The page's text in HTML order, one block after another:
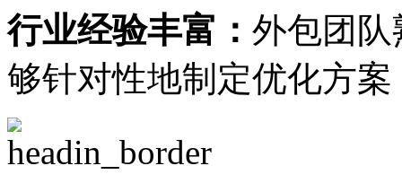
行业经验丰富： 外包团队
够针对性地制定优化方